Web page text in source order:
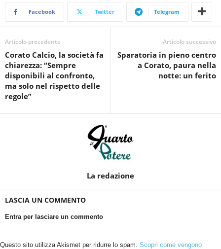
Facebook Twitter Telegram
Articolo precedente
Corato Calcio, la società fa
chiarezza: “Sempre
disponibili al confronto,
ma solo nel rispetto delle
regole”
Articolo successivo
Sparatoria in pieno centro
a Corato, paura nella
notte: un ferito
La redazione
LASCIA UN COMMENTO
Entra per lasciare un commento
Questo sito utilizza Akismet per ridurre lo spam. Scopri come vengono